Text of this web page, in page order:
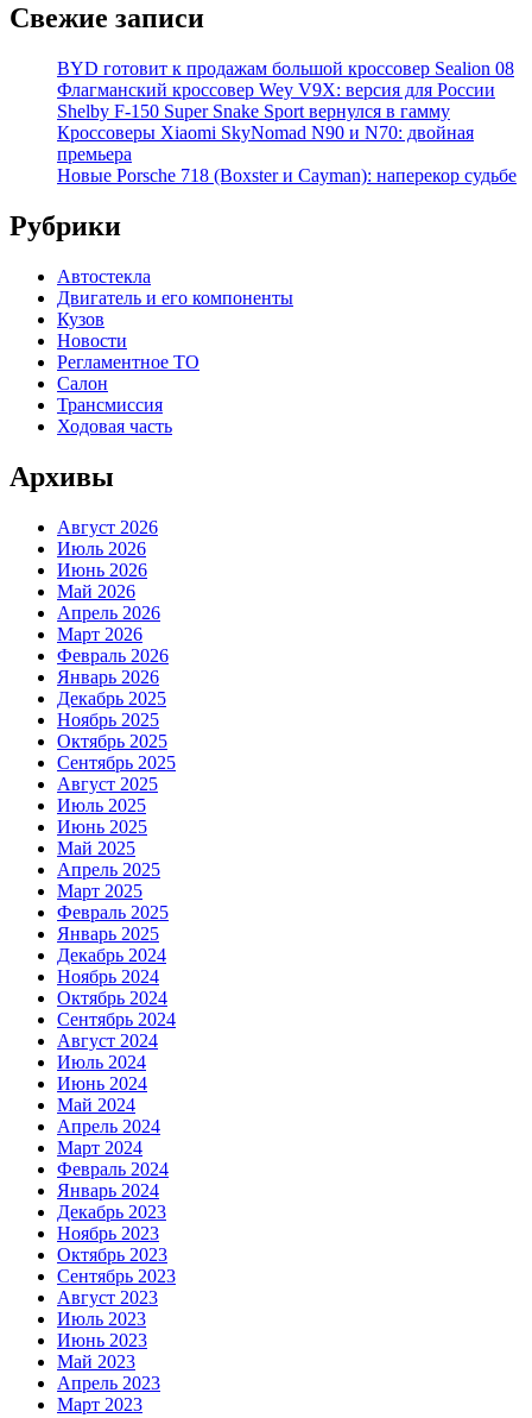
Свежие записи
BYD готовит к продажам большой кроссовер Sealion 08
Флагманский кроссовер Wey V9X: версия для России
Shelby F-150 Super Snake Sport вернулся в гамму
Кроссоверы Xiaomi SkyNomad N90 и N70: двойная
премьера
Новые Porsche 718 (Boxster и Cayman): наперекор судьбе
Рубрики
Автостекла
Двигатель и его компоненты
Кузов
Новости
Регламентное ТО
Салон
Трансмиссия
Ходовая часть
Архивы
Август 2026
Июль 2026
Июнь 2026
Май 2026
Апрель 2026
Март 2026
Февраль 2026
Январь 2026
Декабрь 2025
Ноябрь 2025
Октябрь 2025
Сентябрь 2025
Август 2025
Июль 2025
Июнь 2025
Май 2025
Апрель 2025
Март 2025
Февраль 2025
Январь 2025
Декабрь 2024
Ноябрь 2024
Октябрь 2024
Сентябрь 2024
Август 2024
Июль 2024
Июнь 2024
Май 2024
Апрель 2024
Март 2024
Февраль 2024
Январь 2024
Декабрь 2023
Ноябрь 2023
Октябрь 2023
Сентябрь 2023
Август 2023
Июль 2023
Июнь 2023
Май 2023
Апрель 2023
Март 2023